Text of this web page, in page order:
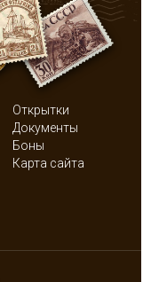
Открытки
Документы
Боны
Карта сайта